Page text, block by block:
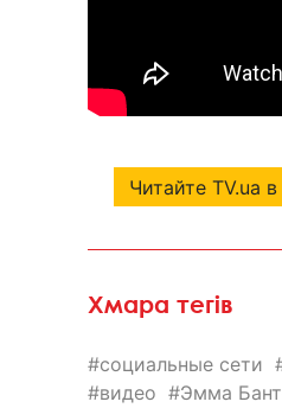
Читайте TV.ua
Хмара тегів
социальные сети
видео
Эмма